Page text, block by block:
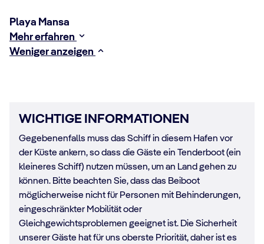
Playa Mansa
Mehr erfahren
Weniger anzeigen
WICHTIGE INFORMATIONEN
Gegebenenfalls muss das Schiff in diesem Hafen vor
der Küste ankern, so dass die Gäste ein Tenderboot (ein
kleineres Schiff) nutzen müssen, um an Land gehen zu
können. Bitte beachten Sie, dass das Beiboot
möglicherweise nicht für Personen mit Behinderungen,
eingeschränkter Mobilität oder
Gleichgewichtsproblemen geeignet ist. Die Sicherheit
unserer Gäste hat für uns oberste Priorität, daher ist es